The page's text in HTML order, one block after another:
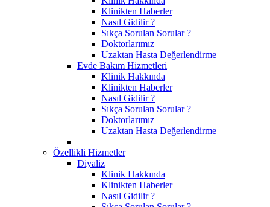
Klinikten Haberler
Nasıl Gidilir ?
Sıkça Sorulan Sorular ?
Doktorlarımız
Uzaktan Hasta Değerlendirme
Evde Bakım Hizmetleri
Klinik Hakkında
Klinikten Haberler
Nasıl Gidilir ?
Sıkça Sorulan Sorular ?
Doktorlarımız
Uzaktan Hasta Değerlendirme
Özellikli Hizmetler
Diyaliz
Klinik Hakkında
Klinikten Haberler
Nasıl Gidilir ?